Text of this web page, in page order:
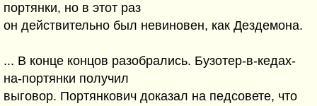
портянки, но в этот раз
он действительно был невиновен, как Дездемона.
... В конце концов разобрались. Бузотер-в-кедах-
на-портянки получил
выговор. Портянкович доказал на педсовете, что